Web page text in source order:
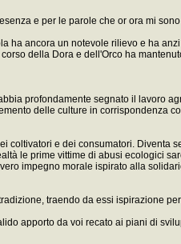
e per le parole che or ora mi sono
ha ancora un notevole rilievo e ha
della Dora e dell'Orco ha
profondamente segnato il lavoro
delle culture in corrispondenza
e dei consumatori. Diventa
le prime vittime di abusi ecologici
impegno morale ispirato alla
traendo da essi ispirazione
apporto da voi recato ai piani di